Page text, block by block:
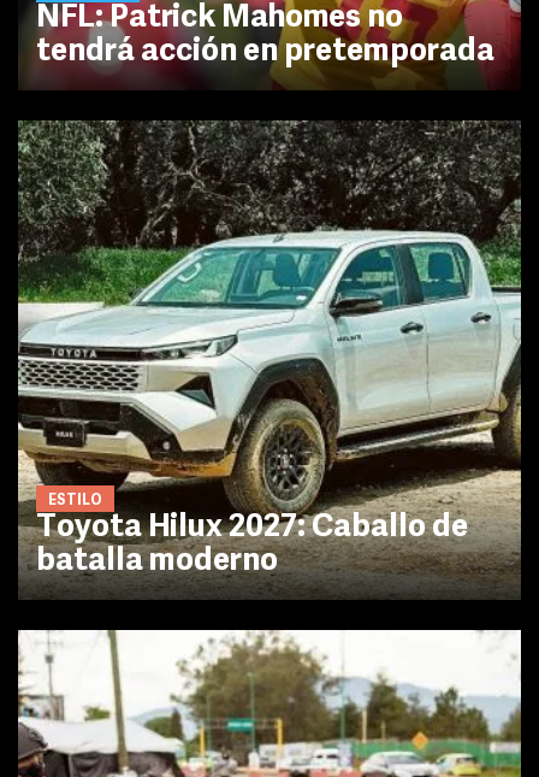
NFL: Patrick Mahomes no
tendrá acción en pretemporada
ESTILO
Toyota Hilux 2027: Caballo de
batalla moderno